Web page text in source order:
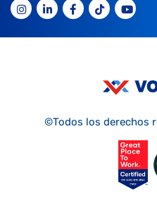
©Todos los derechos